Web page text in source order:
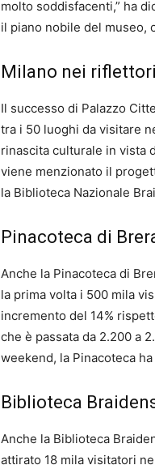
molto soddisfacenti,” ha
il piano nobile del museo,
Milano nei
Il successo di Palazzo
tra i 50 luoghi da visitare
rinascita culturale in vista
viene menzionato il
la Biblioteca Nazionale
Pinacoteca di
Anche la Pinacoteca di
la prima volta i 500 mila
incremento del 14%
che è passata da 2.200 a
weekend, la Pinacoteca
Biblioteca
Anche la Biblioteca
attirato 18 mila visitatori